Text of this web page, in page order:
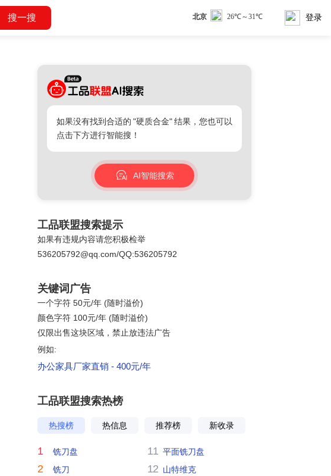
登录
如果没有找到合适的 "硬质合金"结果，您也可以
点击下方进行智能搜！
AI智能搜索
工品联盟搜索提示
如果有违规内容请您积极检举
536205792@qq.com/QQ:536205792
关键词广告
一个字符 50元/年 (随时溢价)
颜色字符 100元/年 (随时溢价)
仅限出售这块区域，禁止放违法广告
例如:
办公家具厂家直销 - 400元/年
工品联盟搜索热榜
热搜榜 热信息 推荐榜 新收录
1 铣刀盘
2 铣刀
11 平面铣刀盘
12 山特维克